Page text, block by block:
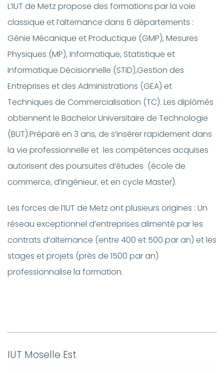
L’IUT de Metz propose des formationspar la voie
classique et l’alternance dans 6 départements :
Génie Mécanique et Productique (GMP), Mesures
Physiques (MP), Informatique, Statistique et
Informatique Décisionnelle (STID),Gestion des
Entreprises et des Administrations (GEA) et
Techniques de Commercialisation (TC). Les diplômés
obtiennent le Bachelor Universitaire de Technologie
(BUT).Préparé en 3 ans, de s’insérer rapidement dans
la vie professionnelle et les compétences acquises
autorisent des poursuites d’études (école de
commerce, d’ingénieur, et en cycle Master).
Les forces de l’IUT de Metz ont plusieurs origines : Un
réseau exceptionnel d’entreprises alimenté par les
contrats d’alternance (entre 400 et 500 par an) et les
stages et projets (près de 1500 par an)
professionnalise la formation.
IUT Moselle Est